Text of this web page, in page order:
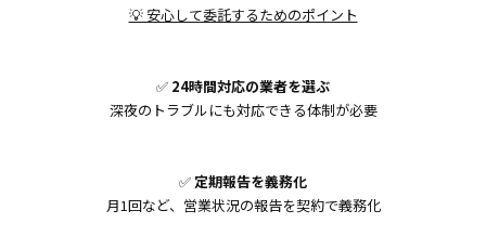
💡 安心して委託するためのポイント
✅ 24時間対応の業者を選ぶ
深夜のトラブルにも対応できる体制が必要
✅ 定期報告を義務化
月1回など、営業状況の報告を契約で義務化